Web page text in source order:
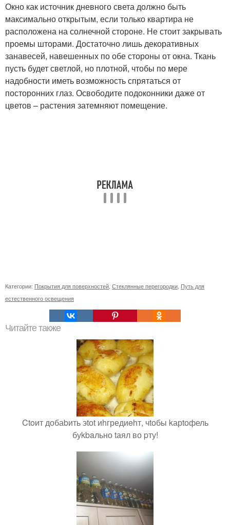
Окно как источник дневного света должно быть
максимально открытым, если только квартира не
расположена на солнечной стороне. Не стоит закрывать
проемы шторами. Достаточно лишь декоративных
занавесей, навешенных по обе стороны от окна. Ткань
пусть будет светлой, но плотной, чтобы по мере
надобности иметь возможность спрятаться от
посторонних глаз. Освободите подоконники даже от
цветов – растения затемняют помещение.
Категории: Покрытия для поверхностей, Стеклянные перегородки, Путь для
естественного освещения
Читайте также
Ctoит добаbить эtоt иhгредиehт, чtобы kарtофель
буkbaльно tаял во pту!